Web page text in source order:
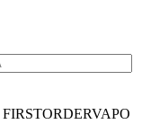
FIRSTORDERVAPO